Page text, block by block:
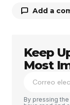
Add a
Tu
publicada.
marcados
Comentario
Keep
Most
By pressing